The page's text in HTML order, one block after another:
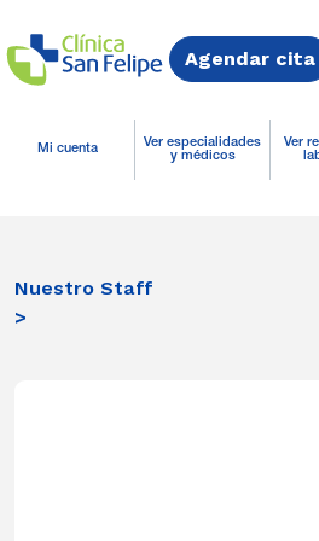
Agendar cita
Mi cuenta
Ver especialidades
y médicos
Ver
Nuestro Staff
>